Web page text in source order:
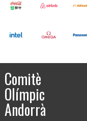
Comitè
Olímpic
Andorrà